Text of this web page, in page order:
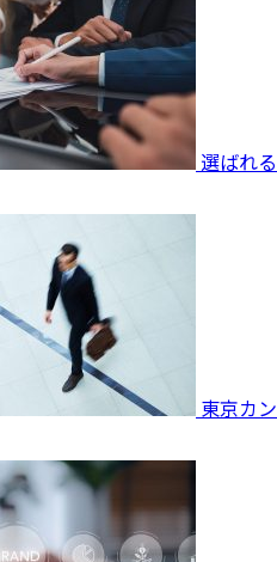
選ばれる
東京カン